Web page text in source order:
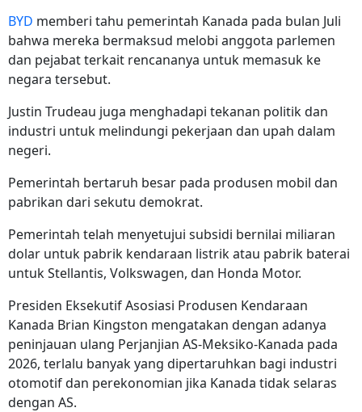
BYD memberi tahu pemerintah Kanada pada bulan Juli
bahwa mereka bermaksud melobi anggota parlemen
dan pejabat terkait rencananya untuk memasuk ke
negara tersebut.
Justin Trudeau juga menghadapi tekanan politik dan
industri untuk melindungi pekerjaan dan upah dalam
negeri.
Pemerintah bertaruh besar pada produsen mobil dan
pabrikan dari sekutu demokrat.
Pemerintah telah menyetujui subsidi bernilai miliaran
dolar untuk pabrik kendaraan listrik atau pabrik baterai
untuk Stellantis, Volkswagen, dan Honda Motor.
Presiden Eksekutif Asosiasi Produsen Kendaraan
Kanada Brian Kingston mengatakan dengan adanya
peninjauan ulang Perjanjian AS-Meksiko-Kanada pada
2026, terlalu banyak yang dipertaruhkan bagi industri
otomotif dan perekonomian jika Kanada tidak selaras
dengan AS.